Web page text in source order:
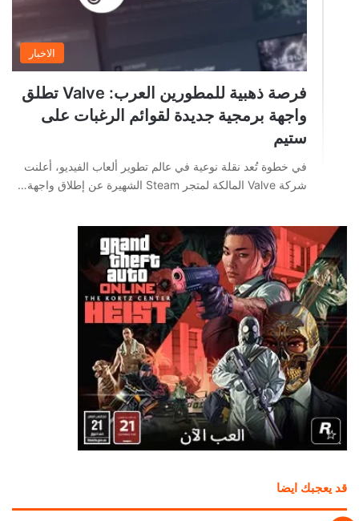
الاخبار
فرصة ذهبية للمطورين العرب: Valve تطلق
واجهة برمجية جديدة لقوائم الرغبات على
ستيم
في خطوة تُعد نقلة نوعية في عالم تطوير ألعاب الفيديو، أعلنت
شركة Valve المالكة لمتجر Steam الشهيرة عن إطلاق واجهة…
قد يعجبك ايضا